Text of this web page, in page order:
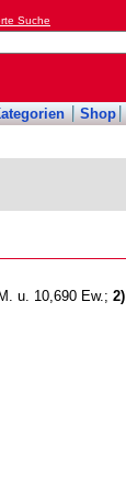
Suche
Shop
u. 10,690 Ew.; 2)